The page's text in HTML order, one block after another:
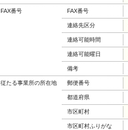
FAX番号 FAX番号
連絡先区分
連絡可能時間
連絡可能曜日
備考
従たる事業所の所在地 郵便番号
都道府県
市区町村
市区町村ふりがな